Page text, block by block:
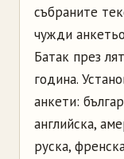
събраните
чужди
Батак през
година.
анкети:
английска,
руска,